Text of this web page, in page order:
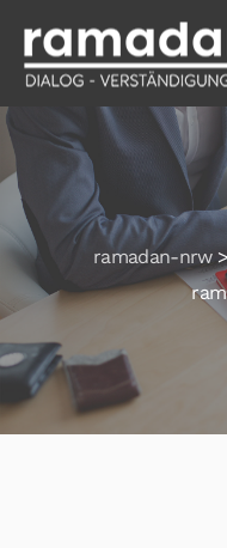
ramadan-nrw>